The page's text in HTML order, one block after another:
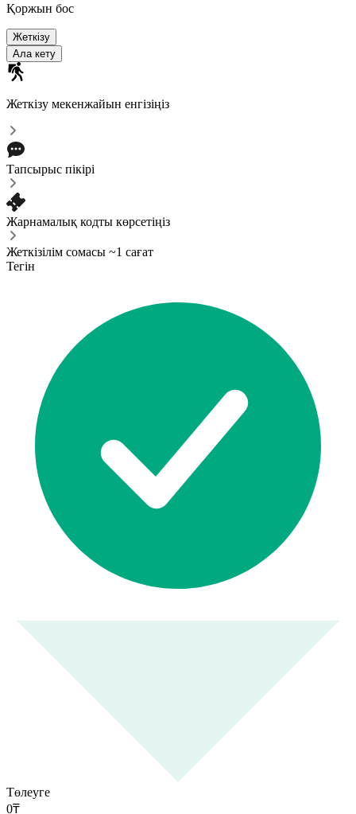
Қоржын бос
Жеткізу
Ала кету
Жеткізу мекенжайын енгізіңіз
Тапсырыс пікірі
Жарнамалық кодты көрсетіңіз
Жеткізілім сомасы ~1 сағат
Тегін
Төлеуге
0₸